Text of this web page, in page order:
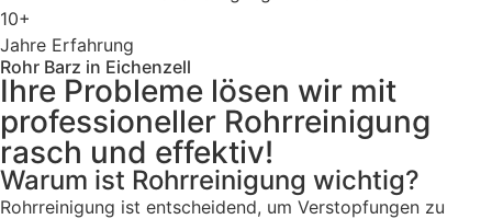
10+
Jahre Erfahrung
Rohr Barz in Eichenzell
Ihre Probleme lösen wir mit
professioneller Rohrreinigung
rasch und effektiv!
Warum ist Rohrreinigung wichtig?
Rohrreinigung ist entscheidend, um Verstopfungen zu